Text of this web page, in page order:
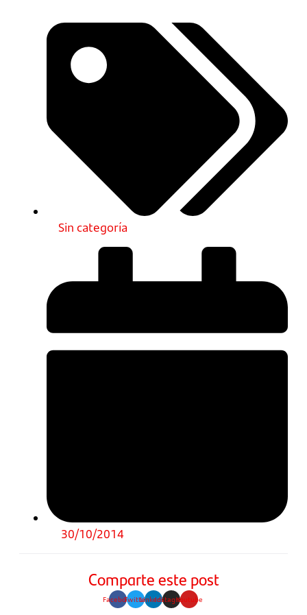
Sin categoría
30/10/2014
Comparte este post
FacebookTwitterLinkedinInstagramYoutube